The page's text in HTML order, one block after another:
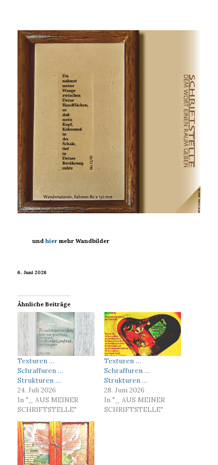
und hier mehr Wandbilder
6. Juni 2026
Ähnliche Beiträge
Texturen …
Schraffuren …
Strukturen …
24. Juli 2026
In "_ AUS MEINER
SCHRIFTSTELLE"
Texturen …
Schraffuren …
Strukturen …
28. Juni 2026
In "_ AUS MEINER
SCHRIFTSTELLE"